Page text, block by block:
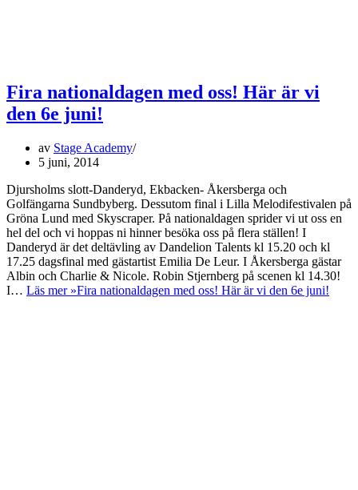
Fira nationaldagen med oss! Här är vi
den 6e juni!
av Stage Academy
5 juni, 2014
Djursholms slott-Danderyd, Ekbacken- Åkersberga och
Golfängarna Sundbyberg. Dessutom final i Lilla Melodifestivalen på
Gröna Lund med Skyscraper. På nationaldagen sprider vi ut oss en
hel del och vi hoppas ni hinner besöka oss på flera ställen! I
Danderyd är det deltävling av Dandelion Talents kl 15.20 och kl
17.25 dagsfinal med gästartist Emilia De Leur. I Åkersberga gästar
Albin och Charlie & Nicole. Robin Stjernberg på scenen kl 14.30!
I… Läs mer »Fira nationaldagen med oss! Här är vi den 6e juni!